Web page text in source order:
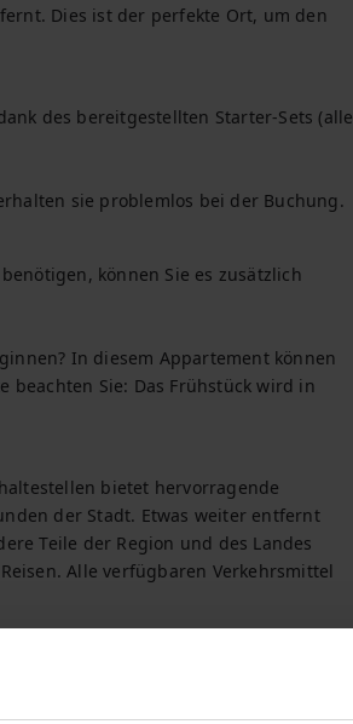
Dies ist der perfekte Ort, um den
des bereitgestellten Starter-Sets (alle
sie problemlos bei der Buchung.
können Sie es zusätzlich
In diesem Appartement können
beachten Sie: Das Frühstück wird in
bietet hervorragende
der Stadt. Etwas weiter entfernt
Teile der Region und des Landes
Alle verfügbaren Verkehrsmittel